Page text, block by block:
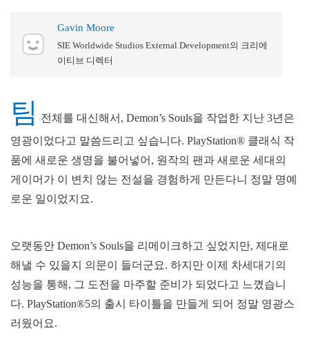
Gavin Moore
SIE Worldwide Studios External Development의 크리에
이티브 디렉터
팀
전체를 대신해서, Demon’s Souls을 작업한 지난 3년은
영광이었다고 말씀드리고 싶습니다. PlayStation® 클래식 작
품에 새로운 생명을 불어넣어, 원작의 팬과 새로운 세대의
게이머가 이 변치 않는 전설을 경험하게 만든다니 정말 명예
로운 일이었지요.
오랫동안 Demon’s Souls을 리메이크하고 싶었지만, 제대로
해낼 수 있을지 의문이 들더군요. 하지만 이제 차세대기의
성능을 통해, 그 도전을 마주할 준비가 되었다고 느꼈습니
다. PlayStation®5의 출시 타이틀을 만들게 되어 정말 영광스
러웠어요.